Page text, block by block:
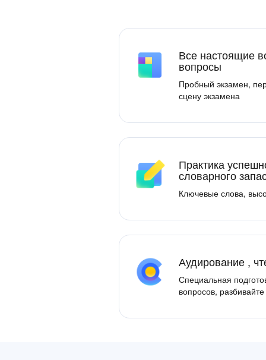
Все настоящие
вопросы
Пробный экзамен,
сцену экзамена
Практика
словарного
Ключевые слова,
Аудирование ,
Специальная
вопросов,